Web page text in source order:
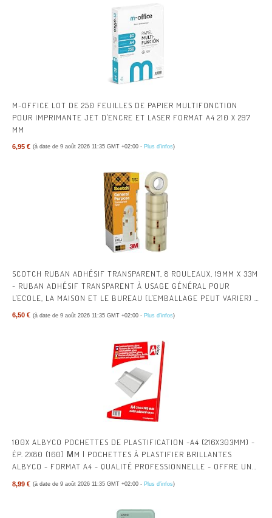
M-OFFICE LOT DE 250 FEUILLES DE PAPIER MULTIFONCTION
POUR IMPRIMANTE JET D'ENCRE ET LASER FORMAT A4 210 X 297
MM
6,95 € (à date de 9 août 2026 11:35 GMT +02:00 - Plus d’infos)
SCOTCH RUBAN ADHÉSIF TRANSPARENT, 8 ROULEAUX, 19MM X 33M
- RUBAN ADHÉSIF TRANSPARENT À USAGE GÉNÉRAL POUR
L'ECOLE, LA MAISON ET LE BUREAU (L'EMBALLAGE PEUT VARIER) |
6,50 € (à date de 9 août 2026 11:35 GMT +02:00 - Plus d’infos)
100X ALBYCO POCHETTES DE PLASTIFICATION -A4 (216X303MM) -
ÉP. 2X80 (160) ΜM | POCHETTES À PLASTIFIER BRILLANTES
ALBYCO - FORMAT A4 - QUALITÉ PROFESSIONNELLE - OFFRE UNE
8,99 € (à date de 9 août 2026 11:35 GMT +02:00 - Plus d’infos)